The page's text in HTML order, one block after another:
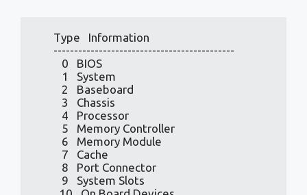
6   Memory Module
7   Cache
8   Port Connector
9   System Slots
10   On Board Devices
11   OEM Strings
12   System Configuration Options
13   BIOS Language
14   Group Associations
15   System Event Log
16   Physical Memory Array
17   Memory Device
18   32-bit Memory Error